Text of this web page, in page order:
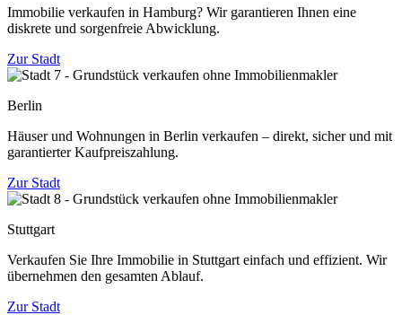
Immobilie verkaufen in Hamburg? Wir garantieren Ihnen eine
diskrete und sorgenfreie Abwicklung.
Zur Stadt
Berlin
Häuser und Wohnungen in Berlin verkaufen – direkt, sicher und mit
garantierter Kaufpreiszahlung.
Zur Stadt
Stuttgart
Verkaufen Sie Ihre Immobilie in Stuttgart einfach und effizient. Wir
übernehmen den gesamten Ablauf.
Zur Stadt